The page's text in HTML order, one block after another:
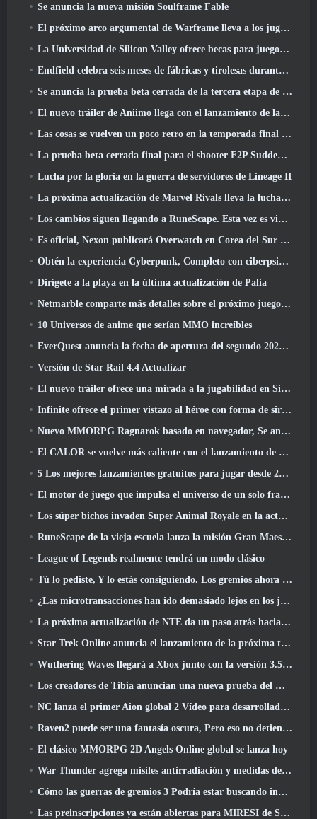
Se anuncia la nueva misión Soulframe Fable
El próximo arco argumental de Warframe lleva a los jugadores a un mapa estelar completamente nuevo, El sistema Tau
La Universidad de Silicon Valley ofrece becas para juegos y algunos de los requisitos son interesantes
Endfield celebra seis meses de fábricas y tirolesas durante su próxima actualización
Se anuncia la prueba beta cerrada de la tercera etapa de las batallas de infantería de Of War Thunder
El nuevo tráiler de Aniimo llega con el lanzamiento de la última prueba beta cerrada
Las cosas se vuelven un poco retro en la temporada final 11 Actualizar
La prueba beta cerrada final para el shooter F2P Sudden Attack Zero Point de Nexon comenzó hoy
Lucha por la gloria en la guerra de servidores de Lineage II
La próxima actualización de Marvel Rivals lleva la lucha a los dioses
Los cambios siguen llegando a RuneScape. Esta vez es vivienda para jugadores
Es oficial, Nexon publicará Overwatch en Corea del Sur en el futuro
Obtén la experiencia Cyberpunk, Completo con ciberpsicosis, En el próximo evento cruzado de Apex Legends
Dirígete a la playa en la última actualización de Palia
Netmarble comparte más detalles sobre el próximo juego de nivelación en solitario, Nivelación en solitario: KARMA en la Anime Expo
10 Universos de anime que serían MMO increíbles
EverQuest anuncia la fecha de apertura del segundo 2026 Servidor de expansión con bloqueo de tiempo
Versión de Star Rail 4.4 Actualizar
El nuevo tráiler ofrece una mirada a la jugabilidad en Silver Palace
Infinite ofrece el primer vistazo al héroe con forma de sirena que llegará en SS13: Recuperación de la vista
Nuevo MMORPG Ragnarok basado en navegador, Se anuncia el universo Ragnarok
El CALOR se vuelve más caliente con el lanzamiento de un nuevo mapa del desierto
5 Los mejores lanzamientos gratuitos para jugar desde 2025, ¿Todavía vale la pena jugar? 2026?
El motor de juego que impulsa el universo de un solo fragmento de Eve Online ahora es de código abierto
Los súper bichos invaden Super Animal Royale en la actualización 'Super Natural'
RuneScape de la vieja escuela lanza la misión Gran Maestro 'The Blood Moon Rises', Poniendo fin a una línea de búsqueda de 20 años
League of Legends realmente tendrá un modo clásico
Tú lo pediste, Y lo estás consiguiendo. Los gremios ahora están disponibles en Eterspire
¿Las microtransacciones han ido demasiado lejos en los juegos gratuitos??
La próxima actualización de NTE da un paso atrás hacia un juego de mesa de fantasía
Star Trek Online anuncia el lanzamiento de la próxima temporada “Undiscovered”
Wuthering Waves llegará a Xbox junto con la versión 3.5 Actualizar
Los creadores de Tibia anuncian una nueva prueba del MMORPG de zombis de la vieja escuela, Persistir en línea
NC lanza el primer Aion global 2 Vídeo para desarrolladores, Compartir detalles sobre el juego
Raven2 puede ser una fantasía oscura, Pero eso no detiene la diversión del verano
El clásico MMORPG 2D Angels Online global se lanza hoy
War Thunder agrega misiles antirradiación y medidas de soporte electrónico en la actualización de caballería pesada
Cómo las guerras de gremios 3 Podría estar buscando innovar en el espacio MMO
Las preinscripciones ya están abiertas para MIRESI de Smilegate: Futuro invisible